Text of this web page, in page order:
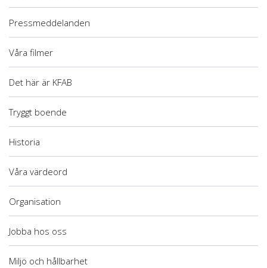
Pressmeddelanden
Våra filmer
Det här är KFAB
Tryggt boende
Historia
Våra värdeord
Organisation
Jobba hos oss
Miljö och hållbarhet